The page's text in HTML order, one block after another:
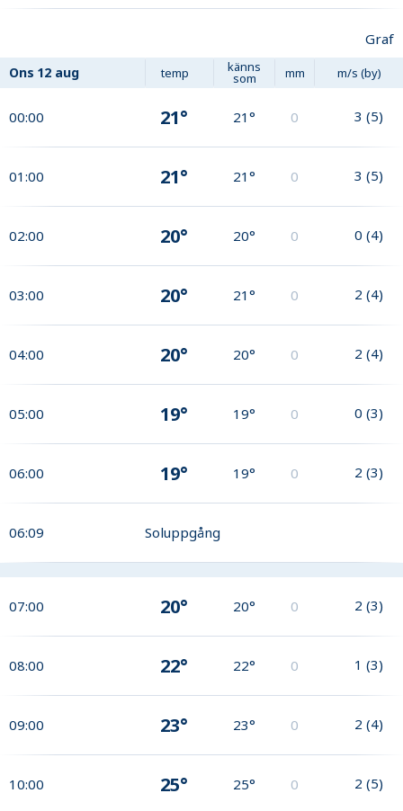
Graf
Ons 12 aug temp känns
som mm m/s (by)
00:00 21° 21° 0 3 (5)
01:00 21° 21° 0 3 (5)
02:00 20° 20° 0 0 (4)
03:00 20° 21° 0 2 (4)
04:00 20° 20° 0 2 (4)
05:00 19° 19° 0 0 (3)
06:00 19° 19° 0 2 (3)
06:09 Soluppgång
07:00 20° 20° 0 2 (3)
08:00 22° 22° 0 1 (3)
09:00 23° 23° 0 2 (4)
10:00 25° 25° 0 2 (5)